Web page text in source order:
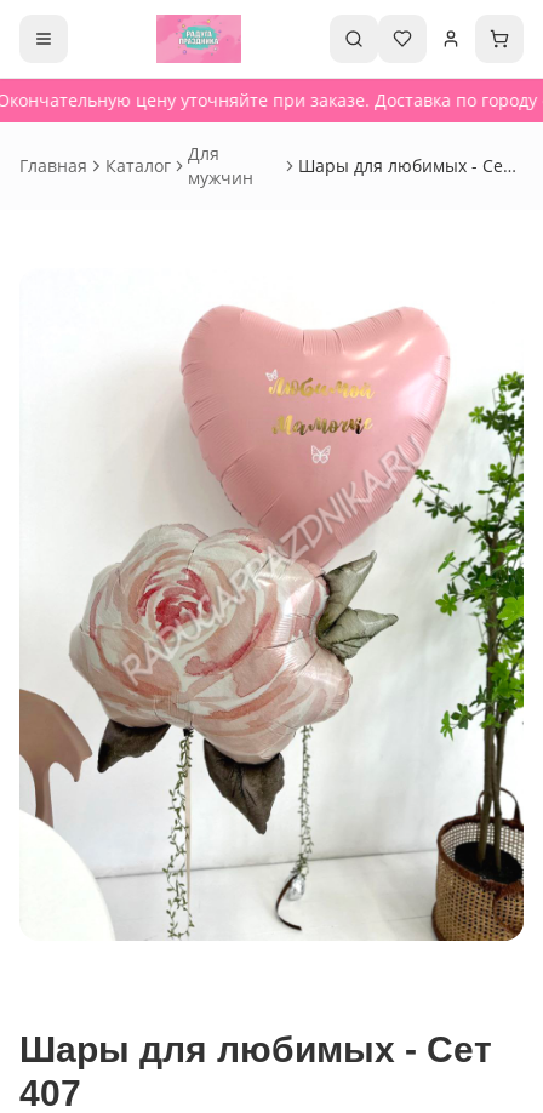
цену уточняйте при заказе. Доставка по городу
Главная Каталог
Для
мужчин
Шары для любимых - Сет
Шары для любимых - Сет
407